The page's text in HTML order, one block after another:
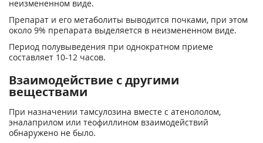
неизмененном виде.
Препарат и его метаболиты выводится почками, при этом
около 9% препарата выделяется в неизмененном виде.
Период полувыведения при однократном приеме
составляет 10-12 часов.
Взаимодействие с другими
веществами
При назначении тамсулозина вместе с атенололом,
эналаприлом или теофиллином взаимодействий
обнаружено не было.